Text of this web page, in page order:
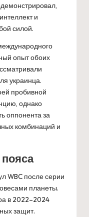
и
силой.
опыт обоих
украинца.
пробивной
однако
оппонента за
комбинаций и
WBC после серии
планеты.
в 2022–2024
защит.